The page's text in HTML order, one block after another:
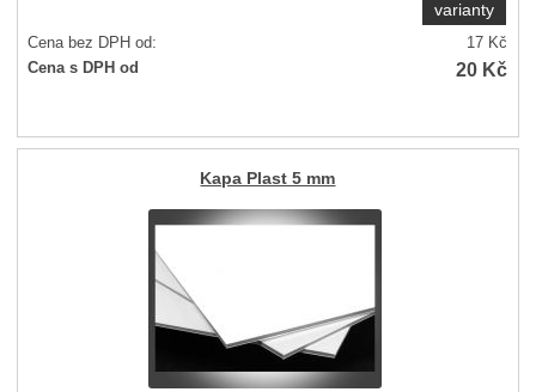
varianty
Cena bez DPH od: 17 Kč
Cena s DPH od
20 Kč
Kapa Plast 5 mm